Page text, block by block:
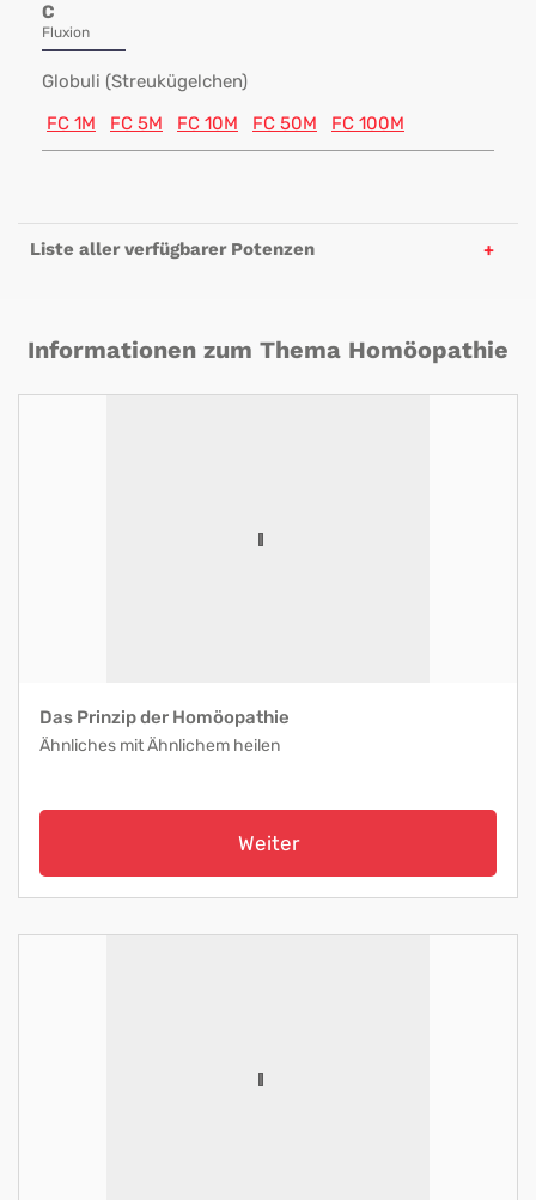
C
Fluxion
Globuli (Streukügelchen)
FC 1M
FC 5M FC 10M FC 50M FC 100M
Liste aller verfügbarer Potenzen
Informationen zum Thema Homöopathie
Das Prinzip der Homöopathie
Ähnliches mit Ähnlichem heilen
Weiter